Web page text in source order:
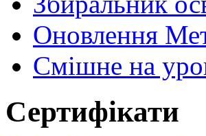
Оновлення
Cмішне на
Сертифікати